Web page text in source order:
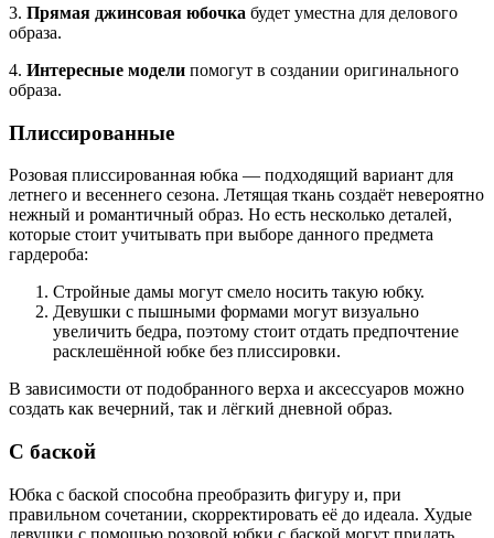
3. Прямая джинсовая юбочка будет уместна для делового
образа.
4. Интересные модели помогут в создании оригинального
образа.
Плиссированные
Розовая плиссированная юбка — подходящий вариант для
летнего и весеннего сезона. Летящая ткань создаёт невероятно
нежный и романтичный образ. Но есть несколько деталей,
которые стоит учитывать при выборе данного предмета
гардероба:
Стройные дамы могут смело носить такую юбку.
Девушки с пышными формами могут визуально
увеличить бедра, поэтому стоит отдать предпочтение
расклешённой юбке без плиссировки.
В зависимости от подобранного верха и аксессуаров можно
создать как вечерний, так и лёгкий дневной образ.
С баской
Юбка с баской способна преобразить фигуру и, при
правильном сочетании, скорректировать её до идеала. Худые
девушки с помощью розовой юбки с баской могут придать